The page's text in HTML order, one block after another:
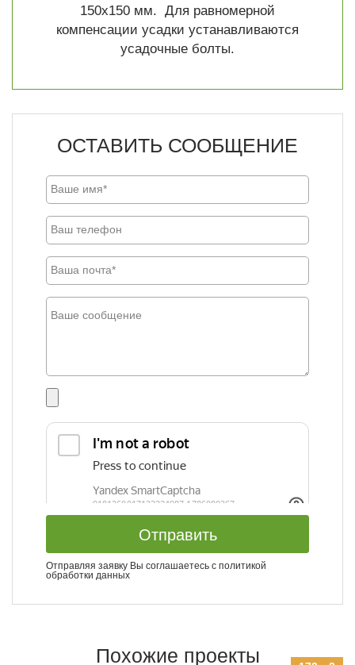
150х150 мм. Для равномерной
компенсации усадки устанавливаются
усадочные болты.
ОСТАВИТЬ СООБЩЕНИЕ
Отправить
Отправляя заявку Вы соглашаетесь с политикой
обработки данных
Похожие проекты